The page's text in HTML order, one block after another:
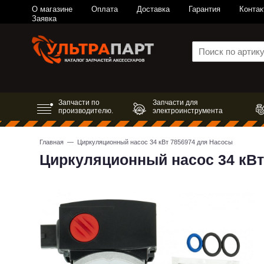
О магазине Оплата Доставка Гарантия
Заявка
Запчасти по
производителю.
Запчасти для
электроинструмента
Главная — Циркуляционный насос 34 кВт 7856974 для Насосы
Циркуляционный насос 34